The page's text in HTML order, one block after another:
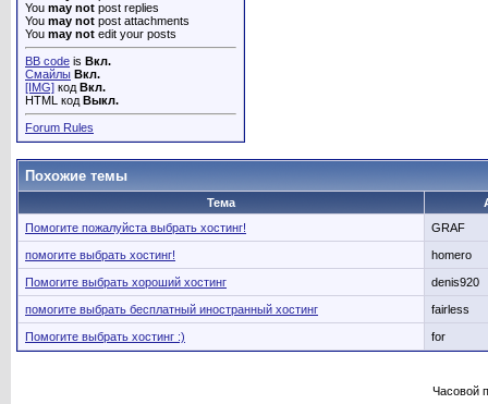
You may not post replies
You may not post attachments
You may not edit your posts
BB code is Вкл.
Смайлы Вкл.
[IMG] код Вкл.
HTML код Выкл.
Forum Rules
Похожие темы
Тема
Помогите пожалуйста выбрать хостинг!
GRAF
помогите выбрать хостинг! homero
Помогите выбрать хороший хостинг denis920
помогите выбрать бесплатный иностранный хостинг fairless
Помогите выбрать хостинг :) for
Часовой